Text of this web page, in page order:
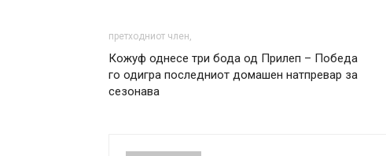
претходниот член,
Кожуф однесе три бода од Прилеп – Победа
го одигра последниот домашен натпревар за
сезонава